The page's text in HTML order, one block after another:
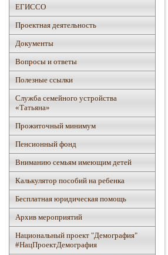
ЕГИССО
Проектная деятельность
Документы
Вопросы и ответы
Полезные ссылки
Служба семейного устройства
«Татьяна»
Прожиточный минимум
Пенсионный фонд
Вниманию семьям имеющим детей
Калькулятор пособий на ребенка
Бесплатная юридическая помощь
Архив мероприятий
Национальный проект "Демография"
#НацПроектДемография